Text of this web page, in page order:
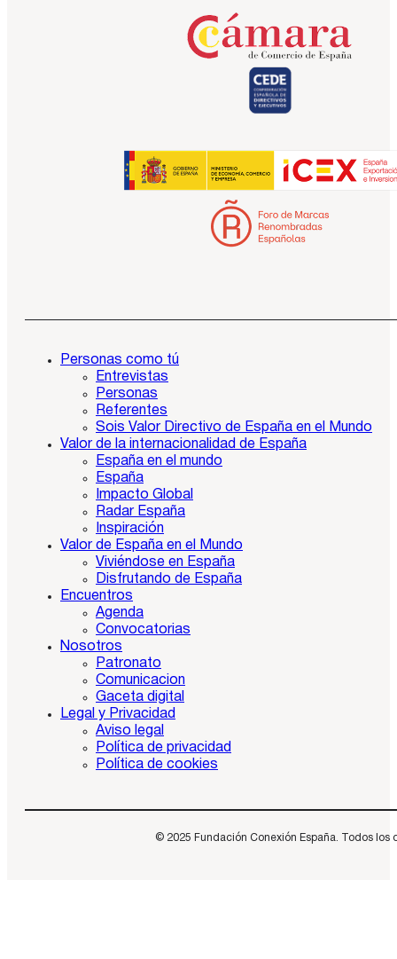
Personas como tú
Entrevistas
Personas
Referentes
Sois Valor Directivo de España en el Mundo
Valor de la internacionalidad de España
España en el mundo
España
Impacto Global
Radar España
Inspiración
Valor de España en el Mundo
Viviéndose en España
Disfrutando de España
Encuentros
Agenda
Convocatorias
Nosotros
Patronato
Comunicacion
Gaceta digital
Legal y Privacidad
Aviso legal
Política de privacidad
Política de cookies
© 2025 Fundación Conexión España. Todos los